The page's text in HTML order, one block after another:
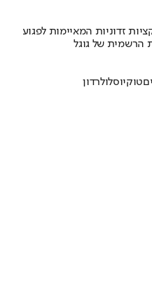
זדוניות המאיימות לפגוע
הרשמית של גוגל
טוקיוסלולרדון